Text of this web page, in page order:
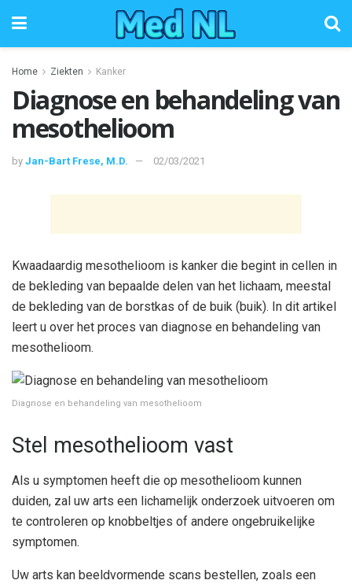
Home Ziekten Kanker
Diagnose en behandeling van
mesothelioom
by Jan-Bart Frese, M.D. 02/03/2021
Kwaadaardig mesothelioom is kanker die begint in cellen in
de bekleding van bepaalde delen van het lichaam, meestal
de bekleding van de borstkas of de buik (buik). In dit artikel
leert u over het proces van diagnose en behandeling van
mesothelioom.
Diagnose en behandeling van mesothelioom
Stel mesothelioom vast
Als u symptomen heeft die op mesothelioom kunnen
duiden, zal uw arts een lichamelijk onderzoek uitvoeren om
te controleren op knobbeltjes of andere ongebruikelijke
symptomen.
Uw arts kan beeldvormende scans bestellen, zoals een